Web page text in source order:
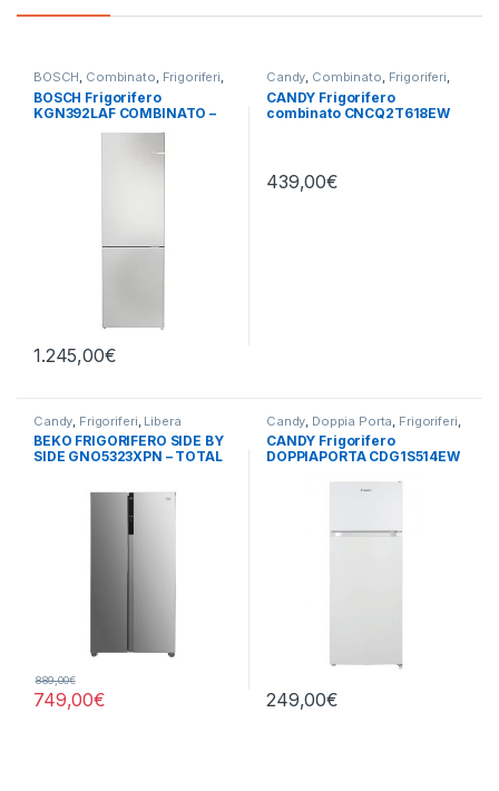
BOSCH Combinato Frigoriferi
Libera Installazione
BOSCH Frigorifero
KGN392LAF COMBINATO –
1.245,00€
Candy Combinato Frigoriferi
Libera Installazione
CANDY Frigorifero
combinato CNCQ2T618EW
439,00€
Candy Frigoriferi Libera
Installazione, Side by Side 4
Porte
BEKO FRIGORIFERO SIDE BY
SIDE GNO5323XPN – TOTAL
749,00€
889,00€
Candy Doppia Porta Frigoriferi
Libera Installazione
CANDY Frigorifero
DOPPIAPORTA CDG1S514EW
249,00€